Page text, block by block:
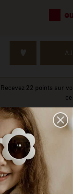
Recevez 22 points sur